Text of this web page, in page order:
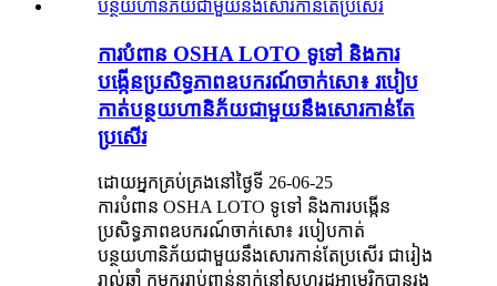
ការបំពាន OSHA LOTO ទូទៅ និងការ
បង្កើនប្រសិទ្ធភាពឧបករណ៍ចាក់សោ៖ របៀប
កាត់បន្ថយហានិភ័យជាមួយនឹងសោរកាន់តែ
ប្រសើរ
ដោយអ្នកគ្រប់គ្រងនៅថ្ងៃទី 26-06-25
ការបំពាន OSHA LOTO ទូទៅ និងការបង្កើន
ប្រសិទ្ធភាពឧបករណ៍ចាក់សោ៖ របៀបកាត់
បន្ថយហានិភ័យជាមួយនឹងសោរកាន់តែប្រសើរ ជារៀង
រាល់ឆ្នាំ កម្មកររាប់ពាន់នាក់នៅសហរដ្ឋអាមេរិកបានរង